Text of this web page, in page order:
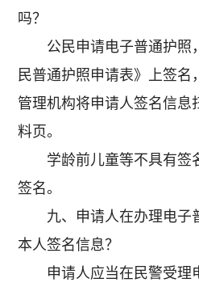
吗？
公民申请电子普通护照
民普通护照申请表》上签名
管理机构将申请人签名信息
料页。
学龄前儿童等不具有签
签名。
九、申请人在办理电子
本人签名信息？
申请人应当在民警受理